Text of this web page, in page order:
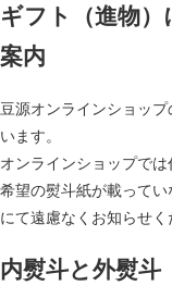
ギフト（進物
案内
豆源オンラインショッ
います。
オンラインショップで
希望の熨斗紙が載って
にて遠慮なくお知らせく
内熨斗と外熨斗